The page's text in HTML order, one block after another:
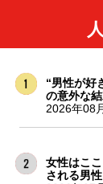
“男性が好
の意外な
2026年08
女性はこ
される男